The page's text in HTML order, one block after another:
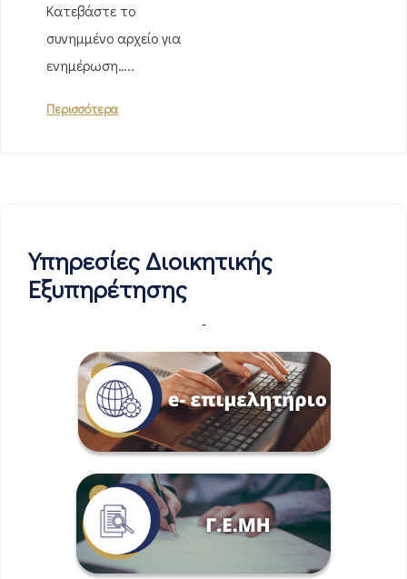
Κατεβάστε το
συνημμένο αρχείο για
ενημέρωση…..
Περισσότερα
Υπηρεσίες Διοικητικής
Εξυπηρέτησης
-